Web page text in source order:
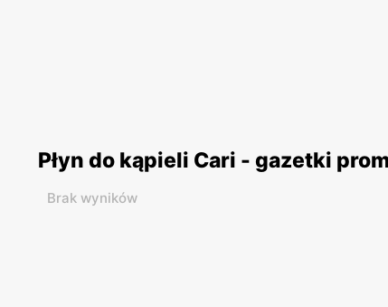
Płyn do kąpieli Cari - gazetki
Brak wyników